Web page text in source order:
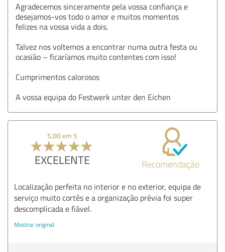
Agradecemos sinceramente pela vossa confiança e
desejamos-vos todo o amor e muitos momentos
felizes na vossa vida a dois.
Talvez nos voltemos a encontrar numa outra festa ou
ocasião – ficaríamos muito contentes com isso!
Cumprimentos calorosos
A vossa equipa do Festwerk unter den Eichen
5,00 em 5
EXCELENTE Recomendação
Localização perfeita no interior e no exterior, equipa de
serviço muito cortês e a organização prévia foi super
descomplicada e fiável.
Mostrar original